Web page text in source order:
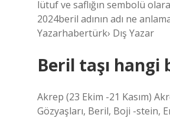
lütuf ve saflığın sembolü
2024beril adının adı ne
Yazarhabertürk› Dış Yazar
Beril taşı hangi
Akrep (23 Ekim -21 Kasım)
Gözyaşları, Beril, Boji -stein,